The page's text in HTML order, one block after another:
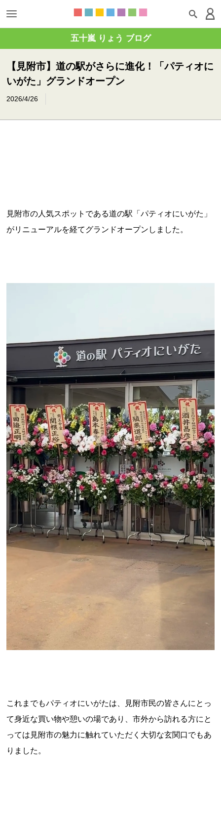
五十嵐 りょう ブログ
【見附市】道の駅がさらに進化！「パティオに
いがた」グランドオープン
2026/4/26
見附市の人気スポットである道の駅「パティオにいがた」
がリニューアルを経てグランドオープンしました。
これまでもパティオにいがたは、見附市民の皆さんにとっ
て身近な買い物や憩いの場であり、市外から訪れる方にと
っては見附市の魅力に触れていただく大切な玄関口でもあ
りました。